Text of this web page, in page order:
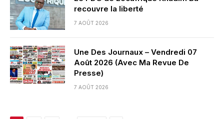
recouvre la liberté
7 AOÛT 2026
Une Des Journaux – Vendredi 07
Août 2026 (Avec Ma Revue De
Presse)
7 AOÛT 2026